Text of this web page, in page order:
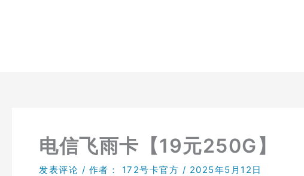
电信飞雨卡【19元250G】
发表评论 / 作者： 172号卡官方 / 2025年5月12日